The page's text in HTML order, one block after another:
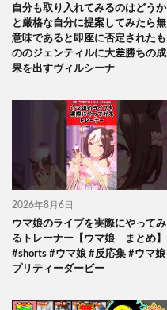
自分も取り入れてみるのはどうか
と厳格な自分に提案してみたら無
意味であると即座に否定されたも
ののジェンティルに大差勝ちの成
果を出すヴィルシーナ
2026年8月6日
ウマ娘のライブを実際にやってみ
るトレーナー【ウマ娘 まとめ】
#shorts #ウマ娘 #反応集 #ウマ娘
プリティーダービー